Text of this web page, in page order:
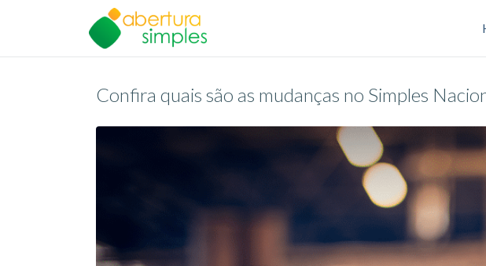
Confira quais são as mudanças no Simples